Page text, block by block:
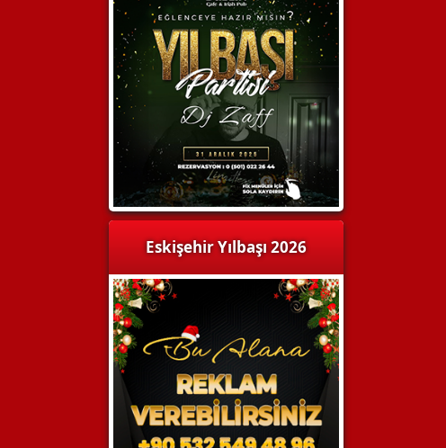
Eskişehir Yılbaşı 2026